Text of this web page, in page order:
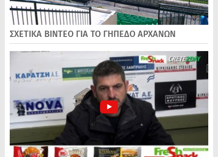
ΣΧΕΤΙΚΑ ΒΙΝΤΕΟ ΓΙΑ ΤΟ ΓΗΠΕΔΟ ΑΡΧΑΝΩΝ